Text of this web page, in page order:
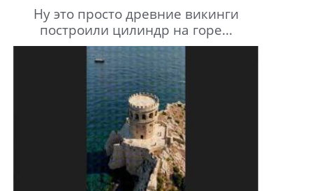
Ну это просто древние викинги
построили цилиндр на горе...